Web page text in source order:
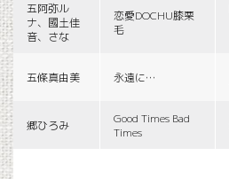
五阿弥ル
ナ、國土佳
音、さな
恋愛DOCHU膝栗
毛
五條真由美 永遠に…
郷ひろみ
Good Times Bad
Times